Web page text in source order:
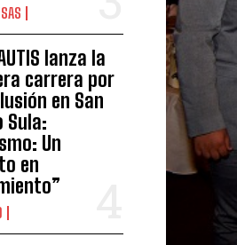
lanza la
carrera por
en San
Sula:
Un
en